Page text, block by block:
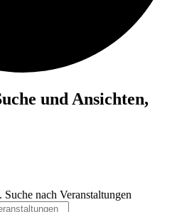
und Ansichten,
nach Veranstaltungen